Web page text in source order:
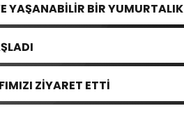
YAŞANABİLİR BİR YUMURTALIK
ZİYARET ETTİ